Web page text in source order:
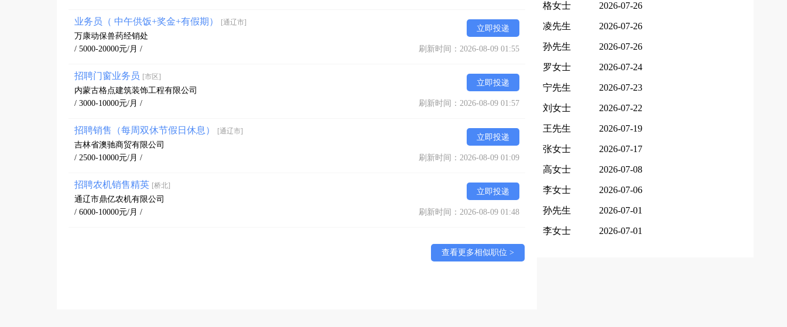
业务员（ 中午供饭+奖金+有假期） [通辽市]
立即投递
万康动保兽药经销处
/ 5000-20000元/月 /
刷新时间：2026-08-09 01:55
招聘门窗业务员 [市区]
立即投递
内蒙古格点建筑装饰工程有限公司
/ 3000-10000元/月 /
刷新时间：2026-08-09 01:57
招聘销售（每周双休节假日休息） [通辽市]
立即投递
吉林省澳驰商贸有限公司
/ 2500-10000元/月 /
刷新时间：2026-08-09 01:09
招聘农机销售精英 [桥北]
立即投递
通辽市鼎亿农机有限公司
/ 6000-10000元/月 /
刷新时间：2026-08-09 01:48
查看更多相似职位 >
格女士 2026-07-26
凌先生 2026-07-26
孙先生 2026-07-26
罗女士 2026-07-24
宁先生 2026-07-23
刘女士 2026-07-22
王先生 2026-07-19
张女士 2026-07-17
高女士 2026-07-08
李女士 2026-07-06
孙先生 2026-07-01
李女士 2026-07-01